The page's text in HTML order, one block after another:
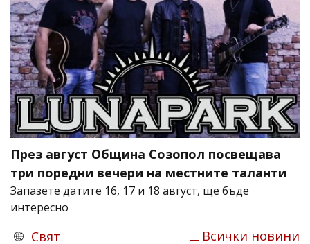
През август Община Созопол посвещава
три поредни вечери на местните таланти
Запазете датите 16, 17 и 18 август, ще бъде
интересно
Свят Всички новини